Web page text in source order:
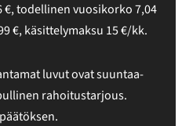
€,todellinen vuosikorko7,04
€, käsittelymaksu 15€/kk.
luvut ovat suuntaa-
rahoitustarjous.